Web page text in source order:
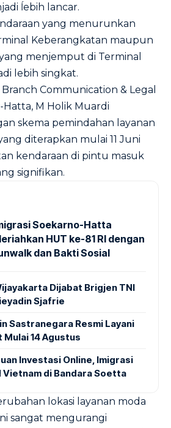
ĺebih lancar.
yang menurunkan
Keberangkatan maupun
menjemput di Terminal
lebih singkat.
Communication & Legal
Hatta, M Holik Muardi
skema pemindahan layanan
diterapkan mulai 11 Juni
kendaraan di pintu masuk
signifikan.
Soekarno-Hatta
HUT ke-81 RI dengan
dan Bakti Sosial
Dijabat Brigjen TNI
Sjafrie
Sastranegara Resmi Layani
14 Agustus
Investasi Online, Imigrasi
Vietnam di Bandara Soetta
lokasi layanan moda
sangat mengurangi